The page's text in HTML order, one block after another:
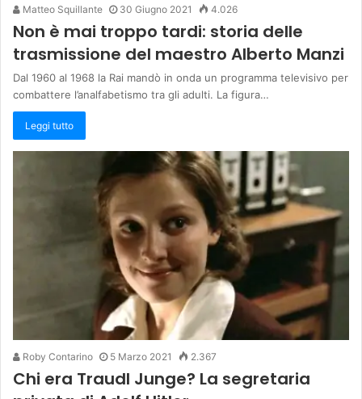
Matteo Squillante 30 Giugno 2021 4.026
Non è mai troppo tardi: storia delle
trasmissione del maestro Alberto Manzi
Dal 1960 al 1968 la Rai mandò in onda un programma televisivo per
combattere l’analfabetismo tra gli adulti. La figura…
Leggi tutto
Roby Contarino 5 Marzo 2021 2.367
Chi era Traudl Junge? La segretaria